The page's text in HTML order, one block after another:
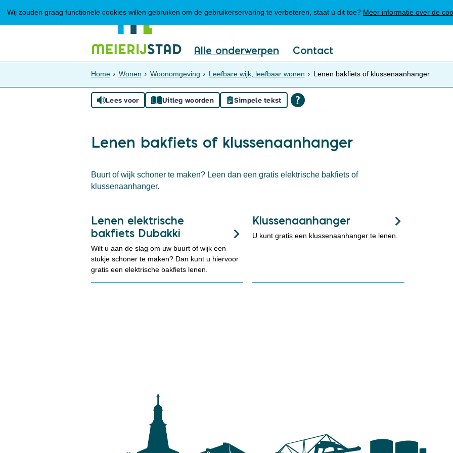
Wij zouden graag functionele cookies willen gebruiken om de gebruikerservaring te verbeteren, staat u dit toe? Meer informatie over de
Mijn Meierijstad
Alle onderwerpen Contact
Home Wonen Woonomgeving Leefbare wijk, leefbaar wonen Lenen bakfiets of klussenaanhanger
Lees voor Uitleg woorden Simpele tekst
Lenen bakfiets of klussenaanhanger
Buurt of wijk schoner te maken? Leen dan een gratis elektrische bakfiets of
klussenaanhanger.
Lenen elektrische
bakfiets Dubakki
Wilt u aan de slag om uw buurt of wijk een
stukje schoner te maken? Dan kunt u hiervoor
gratis een elektrische bakfiets lenen.
Klussenaanhanger
U kunt gratis een klussenaanhanger te lenen.